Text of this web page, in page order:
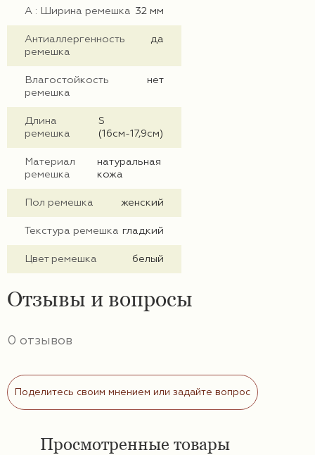
А : Ширина ремешка 32 мм
Антиаллергенность
ремешка
да
Влагостойкость
ремешка
нет
Длина
ремешка
S
(16см-17,9см)
Материал
ремешка
натуральная
кожа
Пол ремешка женский
Текстура ремешка гладкий
Цвет ремешка белый
Отзывы и вопросы
0 отзывов
Поделитесь своим мнением или задайте вопрос
Просмотренные товары